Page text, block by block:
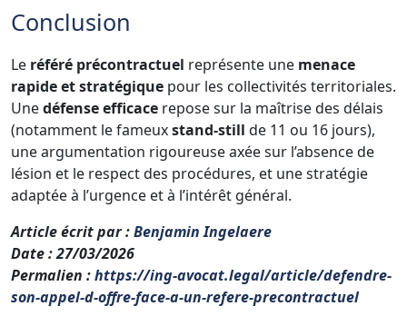
Conclusion
Le référé précontractuel représente une menace
rapide et stratégique pour les collectivités territoriales.
Unedéfense efficace repose sur la maîtrise des délais
(notamment le fameuxstand-still de 11 ou 16 jours),
une argumentation rigoureuse axée sur l’absence de
lésion et le respect des procédures, et une stratégie
adaptée à l’urgence et à l’intérêt général.
Article écrit par:Benjamin Ingelaere
Date: 27/03/2026
Permalien :https://ing-avocat.legal/article/defendre-
son-appel-d-offre-face-a-un-refere-precontractuel